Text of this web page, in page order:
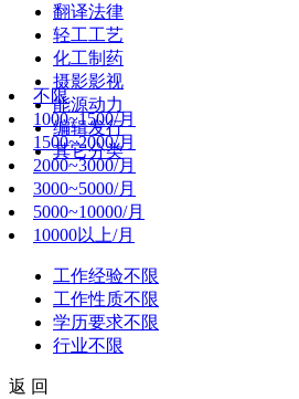
翻译法律
轻工工艺
化工制药
摄影影视
能源动力
编辑发行
其它分类
不限
1000~1500/月
1500~2000/月
2000~3000/月
3000~5000/月
5000~10000/月
10000以上/月
工作经验不限
工作性质不限
学历要求不限
行业不限
返 回